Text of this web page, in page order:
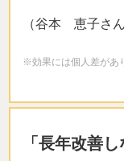
（谷本 恵子さん
※効果には個人差があ
「長年改善